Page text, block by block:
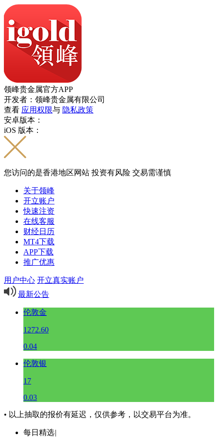
领峰贵金属官方APP
开发者：领峰贵金属有限公司
查看 应用权限与 隐私政策
安卓版本：
iOS 版本：
您访问的是香港地区网站 投资有风险 交易需谨慎
关于领峰
开立账户
快速注资
在线客服
财经日历
MT4下载
APP下载
推广优惠
用户中心 开立真实账户
最新公告
伦敦金
1272.60
0.04
伦敦银
17
0.03
• 以上抽取的报价有延迟，仅供参考，以交易平台为准。
每日精选|